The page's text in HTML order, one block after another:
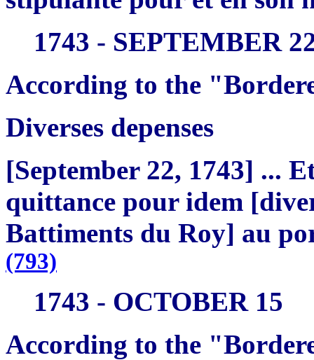
1743 - SEPTEMBER
According to the
Diverses depenses
[September 22, 1743] ...
quittance pour idem
Battiments du Roy] au
(793)
1743 - OCTOBER 15
According to the